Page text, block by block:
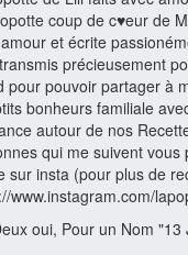
coup de c♥eur de
et écrite
précieusement
pour pouvoir partager à
bonheurs familiale
autour de nos
qui me suivent vous
sur insta (pour plus de
www.instagram.com/
oui, Pour un Nom "13